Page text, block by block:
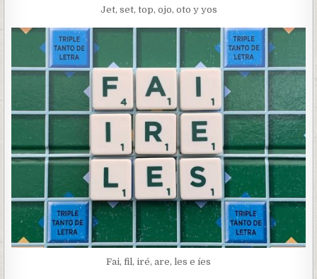
Jet, set, top, ojo, oto y yos
Fai, fil, iré, are, les e íes